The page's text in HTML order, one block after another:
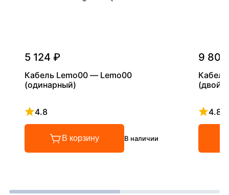
5 124 ₽
Кабель Lemo00 — Lemo00
(одинарный)
4.8
Рейтинг 4.8 из 5
В корзину В наличии
9
4.8